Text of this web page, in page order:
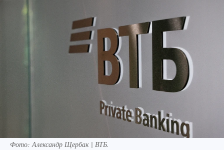
Фото: Александр Щербак | ВТБ.